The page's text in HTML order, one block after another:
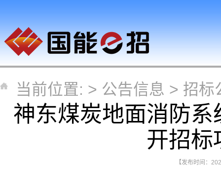
当前位置: > 公告信息 > 招标
神东煤炭地面消防
开招标
【发布时间：